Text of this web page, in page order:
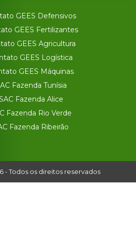
GEES Defensivos
GEES Fertilizantes
GEES Agricultura
GEES Logística
GEES Máquinas
Fazenda Tunísia
Fazenda Alice
Fazenda Rio Verde
Fazenda Ribeirão
- Todos os direitos reservados